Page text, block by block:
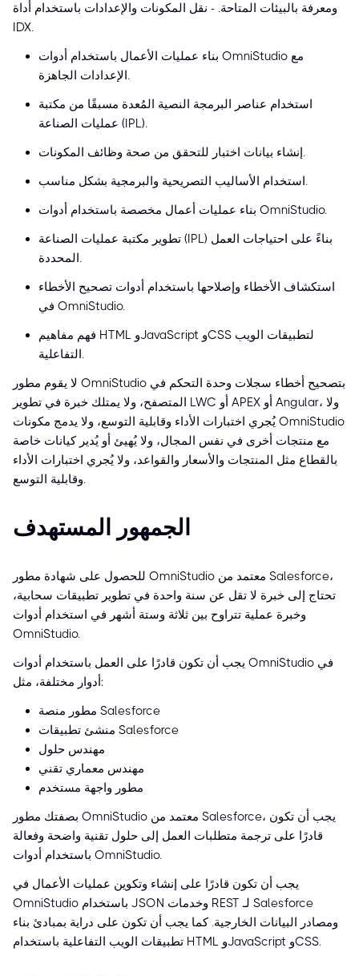
ومعرفة بالبيئات المتاحة. - نقل المكونات والإعدادات باستخدام أداة
IDX.
بناء عمليات الأعمال باستخدام أدوات OmniStudio مع
الإعدادات الجاهزة.
استخدام عناصر البرمجة النصية المُعدة مسبقًا من مكتبة
عمليات الصناعة (IPL).
إنشاء بيانات اختبار للتحقق من صحة وظائف المكونات.
استخدام الأساليب التصريحية والبرمجية بشكل مناسب.
بناء عمليات أعمال مخصصة باستخدام أدوات OmniStudio.
تطوير مكتبة عمليات الصناعة (IPL) بناءً على احتياجات العمل
المحددة.
استكشاف الأخطاء وإصلاحها باستخدام أدوات تصحيح الأخطاء
في OmniStudio.
فهم مفاهيم HTML وJavaScript وCSS لتطبيقات الويب
التفاعلية.
لا يقوم مطور OmniStudio بتصحيح أخطاء سجلات وحدة التحكم في
المتصفح، ولا يمتلك خبرة في تطوير LWC أو APEX أو Angular، ولا
يُجري اختبارات الأداء وقابلية التوسع، ولا يدمج مكونات OmniStudio
مع منتجات أخرى في نفس المجال، ولا يُهيئ أو يُدير كيانات خاصة
بالقطاع مثل المنتجات والأسعار والقواعد، ولا يُجري اختبارات الأداء
وقابلية التوسع.
الجمهور المستهدف
للحصول على شهادة مطور OmniStudio معتمد من Salesforce،
تحتاج إلى خبرة لا تقل عن سنة واحدة في تطوير تطبيقات سحابية،
وخبرة عملية تتراوح بين ثلاثة وستة أشهر في استخدام أدوات
OmniStudio.
يجب أن تكون قادرًا على العمل باستخدام أدوات OmniStudio في
أدوار مختلفة، مثل:
مطور منصة Salesforce
منشئ تطبيقات Salesforce
مهندس حلول
مهندس معماري تقني
مطور واجهة مستخدم
بصفتك مطور OmniStudio معتمد من Salesforce، يجب أن تكون
قادرًا على ترجمة متطلبات العمل إلى حلول تقنية واضحة وفعالة
باستخدام أدوات OmniStudio.
يجب أن تكون قادرًا على إنشاء وتكوين عمليات الأعمال في
OmniStudio باستخدام JSON وخدمات REST لـ Salesforce
ومصادر البيانات الخارجية. كما يجب أن تكون على دراية بمبادئ بناء
تطبيقات الويب التفاعلية باستخدام HTML وJavaScript وCSS.